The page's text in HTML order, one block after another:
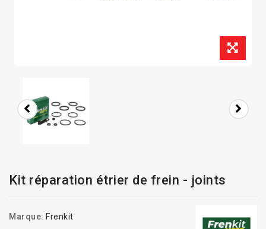
Kit réparation étrier de frein - joints
Marque: Frenkit